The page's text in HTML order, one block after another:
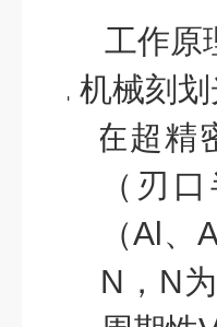
工作原
1. 机械刻
在超精
（刃
（Al、
N ， N